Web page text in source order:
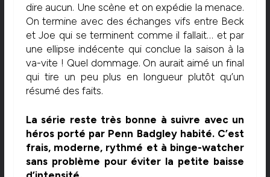
dire aucun. Une scène et on expédie la menace.
On termine avec des échanges vifs entre Beck
et Joe qui se terminent comme il fallait… et par
une ellipse indécente qui conclue la saison à la
va-vite ! Quel dommage. On aurait aimé un final
qui tire un peu plus en longueur plutôt qu’un
résumé des faits.
La série reste très bonne à suivre avec un
héros porté par Penn Badgley habité. C’est
frais, moderne, rythmé et à binge-watcher
sans problème pour éviter la petite baisse